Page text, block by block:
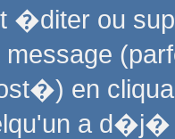
�diter ou
en
a